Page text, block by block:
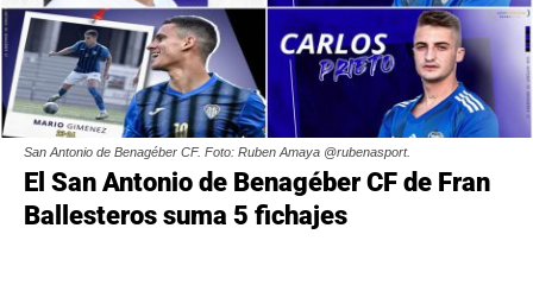
San Antonio de Benagéber CF. Foto: Ruben Amaya @rubenasport.
El San Antonio de Benagéber CF de Fran
Ballesteros suma 5 fichajes